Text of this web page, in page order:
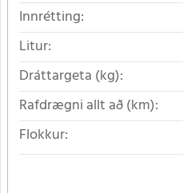
Innrétting:
Litur:
Dráttargeta (kg):
Rafdrægni allt að (km):
Flokkur: